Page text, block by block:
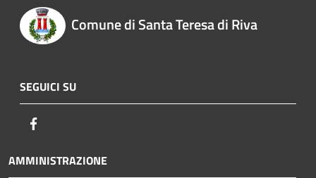
Comune di Santa Teresa di Riva
SEGUICI SU
AMMINISTRAZIONE